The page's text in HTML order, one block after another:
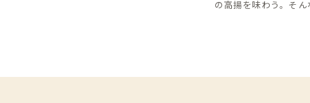
の高揚を味わう。そ
い。